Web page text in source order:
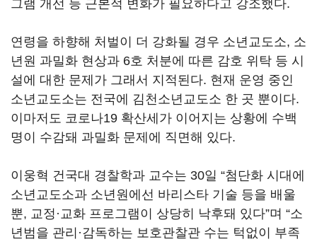
그램 개선 등 근본적 변화가 필요하다고 강조했다.
연령을 하향해 처벌이 더 강화될 경우 소년교도소, 소
년원 과밀화 현상과 6호 처분에 따른 감호 위탁 등 시
설에 대한 문제가 그래서 지적된다. 현재 운영 중인
소년교도소는 전국에 김천소년교도소 한 곳 뿐이다.
이마저도 코로나19 확산세가 이어지는 상황에 수백
명이 수감돼 과밀화 문제에 직면해 있다.
이웅혁 건국대 경찰학과 교수는 30일 “첨단화 시대에
소년교도소과 소년원에선 바리스타 기술 등을 배울
뿐, 교정·교화 프로그램이 상당히 낙후돼 있다”며 “소
년범을 관리·감독하는 보호관찰관 수는 턱없이 부족